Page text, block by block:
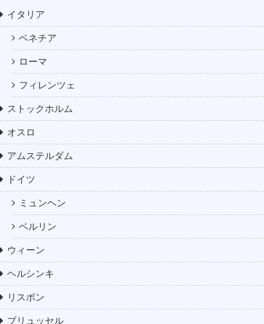
イタリア
ベネチア
ローマ
フィレンツェ
ストックホルム
オスロ
アムステルダム
ドイツ
ミュンヘン
ベルリン
ウィーン
ヘルシンキ
リスボン
ブリュッセル